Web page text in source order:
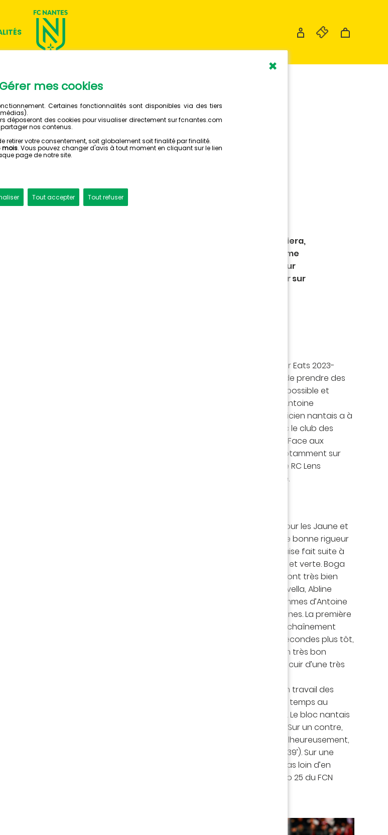
LA BELLE
CÔTE D'AZUR !
OGC NICE - FC NANTES (1-2)
décroché un succès très important à l'Allianz Riviera,
devant l'OGC Nice (1-2), pour le compte de la 27ème
journée de Ligue 1 Uber Eats. Première réussie pour
Antoine Kombouaré et son staff, pour leur retour sur
À huit matches du terme de la saison de Ligue 1 Uber Eats 2023-
2024, le FC Nantes est désormais dans l'obligation de prendre des
points afin de se mettre à l'abri le plus rapidement possible et
s'éloigner de la zone rouge. Première affiche pour Antoine
Kombouaré, de retour sur le banc nantais. Le technicien nantais a à
cœur de lancer positivement ces retrouvailles avec le club des
bords de l'Erdre et de retrouver le goût du succès ! Face aux
Nantais se dressent les Aiglons niçois, qui restent notamment sur
une solide performance à Bollaert-Delelis, devant le RC Lens
(victoire 1-3, J26), juste avant la trêve internationale.
L’entame de la rencontre est plutôt intéressante pour les Jaune et
Vert, avec une vraie volonté d’aller de l’avant et une bonne rigueur
défensive. La première alerte dans la surface nantaise fait suite à
un ballon d’Ali-Cho dans le dos de la défense jaune et verte. Boga
est trop court (8’). Malgré cette alerte, les Nantais sont très bien
rentrés dans ce match. Sur une belle passe de Chirivella, Abline
prend sa chance mais Todibo intervient (11’). Les hommes d’Antoine
Kombouaré sont mobiles et disponibles entre les lignes. La première
frappe cadrée est l’œuvre d’Abline, après un bel enchaînement
mais Bulka repousse (18’). Mise en échec quelques secondes plus tôt,
Abline va ensuite trouver la faille. À la retombée d’un très bon
centre d’Amian, le numéro 39 décolle et propulse le cuir d’une très
Cette ouverture du score vient récompenser le bon travail des
joueurs d'Antoine Kombouaré, qui ne laissent pas le temps au
porteur du ballon azuréen de trouver des solutions. Le bloc nantais
est en place et les locaux ont du mal à le déplacer. Sur un contre,
les Jaune et Vert combinent parfaitement mais malheureusement,
Mollet opte pour le mauvais choix dans la surface (39’). Sur une
erreur défensive de Todibo, ce même Mollet n'est pas loin d’en
profiter mais le retour de Dante empêche le numéro 25 du FCN
×